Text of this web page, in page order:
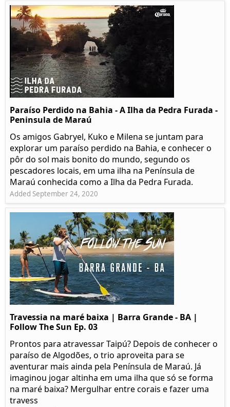
Paraíso Perdido na Bahia - A Ilha da Pedra Furada -
Peninsula de Maraú
Os amigos Gabryel, Kuko e Milena se juntam para
explorar um paraíso perdido na Bahia, e conhecer o
pôr do sol mais bonito do mundo, segundo os
pescadores locais, em uma ilha na Península de
Maraú conhecida como a Ilha da Pedra Furada.
Added September 24, 2020
Travessia na maré baixa | Barra Grande - BA |
Follow The Sun Ep. 03
Prontos para atravessar Taipú? Depois de conhecer o
paraíso de Algodões, o trio aproveita para se
aventurar mais ainda pela Península de Maraú. Já
imaginou jogar altinha em uma ilha que só se forma
na maré baixa? Mergulhar entre corais e fazer uma
travess